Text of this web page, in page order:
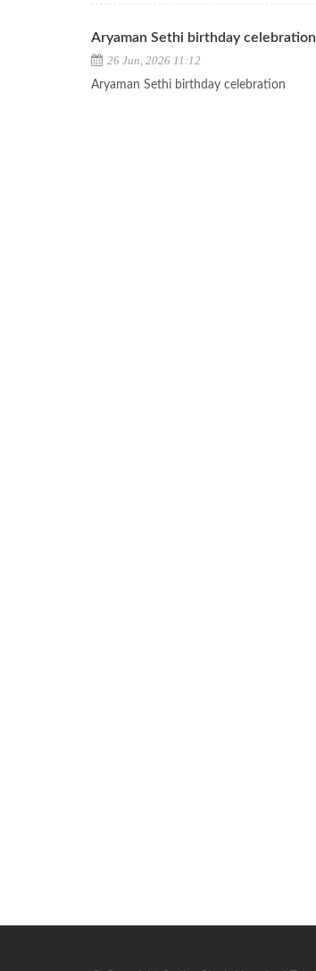
Aryaman Sethi birthday celebration
26 Jun, 2026 11:12
Aryaman Sethi birthday celebration